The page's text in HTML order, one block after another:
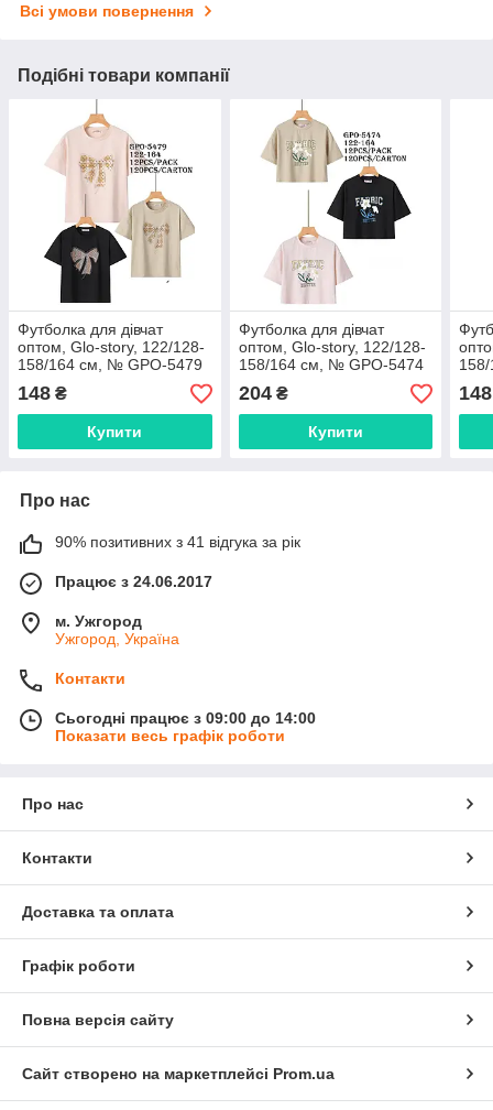
Всі умови повернення
Подібні товари компанії
Футболка для дівчат
оптом, Glo-story, 122/128-
158/164 см, № GPO-5479
148 ₴
Купити
Футболка для дівчат
оптом, Glo-story, 122/128-
158/164 см, № GPO-5474
204₴
Купити
148
Про нас
90% позитивних з 41 відгука за рік
Працює з 24.06.2017
м. Ужгород
Ужгород, Україна
Контакти
Сьогодні працює з 09:00 до 14:00
Показати весь графік роботи
Про нас
Контакти
Доставка та оплата
Графік роботи
Повна версія сайту
Сайт створено на маркетплейсі Prom.ua